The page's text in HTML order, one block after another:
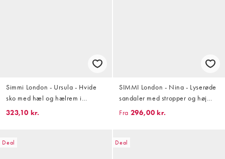
Simmi London - Ursula - Hvide
sko med hæl og hælrem i
blondestof
323,10 kr.
SIMMI London - Nina - Lyserøde
sandaler med stropper og høj
hæl
Fra 296,00 kr.
Deal Deal